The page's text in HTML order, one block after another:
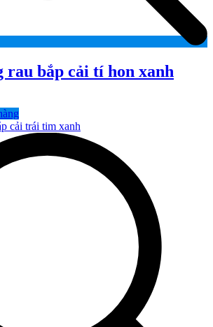
rau bắp cải tí hon xanh